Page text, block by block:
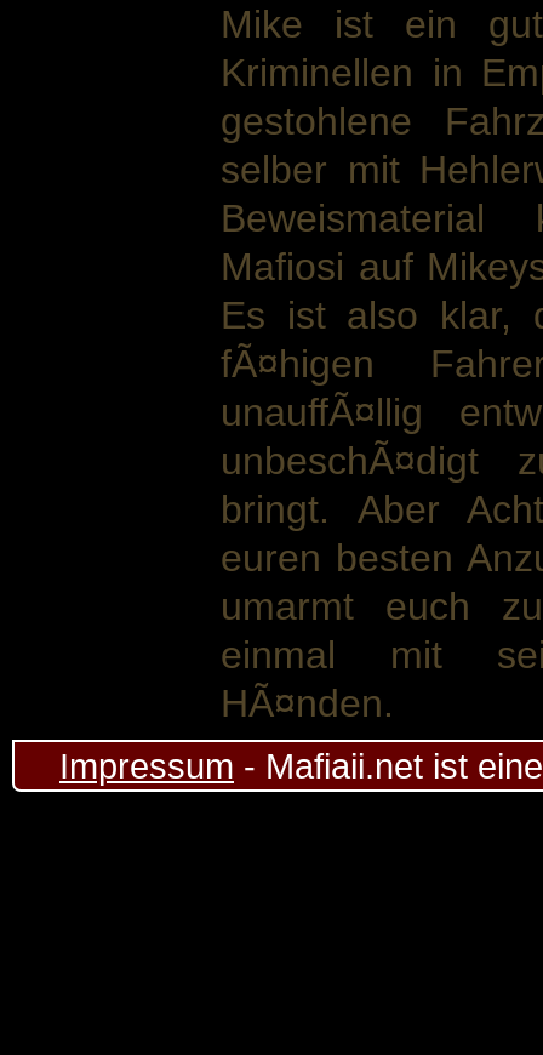
Mike ist ein
Kriminellen in
gestohlene
selber mit
Mafiosi auf
Es ist also klar,
fÃ¤higen
unauffÃ¤llig
unbeschÃ¤digt
bringt. Aber
euren besten
umarmt euch
einmal mit
HÃ¤nden.
Impressum - Mafiaii.net ist